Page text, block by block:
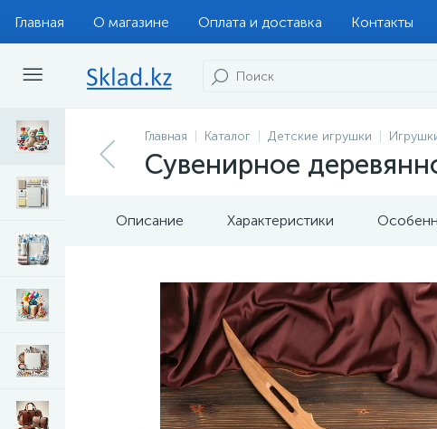
Главная О магазине Оплата и доставка Контакты
Главная Каталог Детские игрушки
Сувенирное
Описание Характеристики